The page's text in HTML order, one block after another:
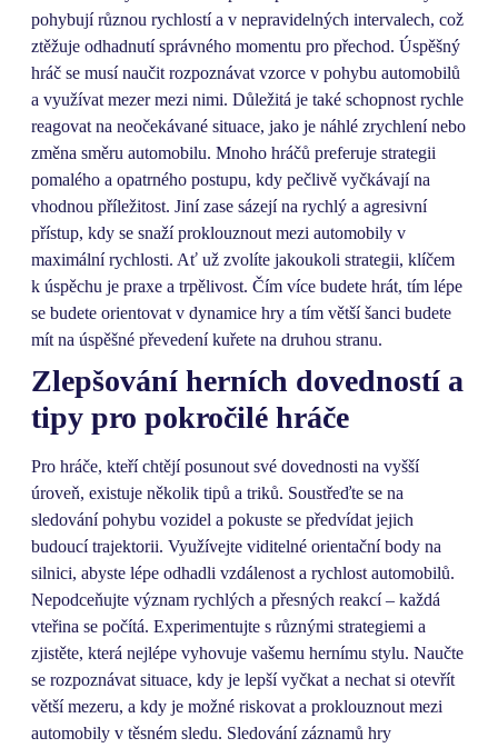
pohybují různou rychlostí a v nepravidelných intervalech, což
ztěžuje odhadnutí správného momentu pro přechod. Úspěšný
hráč se musí naučit rozpoznávat vzorce v pohybu automobilů
a využívat mezer mezi nimi. Důležitá je také schopnost rychle
reagovat na neočekávané situace, jako je náhlé zrychlení nebo
změna směru automobilu. Mnoho hráčů preferuje strategii
pomalého a opatrného postupu, kdy pečlivě vyčkávají na
vhodnou příležitost. Jiní zase sázejí na rychlý a agresivní
přístup, kdy se snaží proklouznout mezi automobily v
maximální rychlosti. Ať už zvolíte jakoukoli strategii, klíčem
k úspěchu je praxe a trpělivost. Čím více budete hrát, tím lépe
se budete orientovat v dynamice hry a tím větší šanci budete
mít na úspěšné převedení kuřete na druhou stranu.
Zlepšování herních dovedností a
tipy pro pokročilé hráče
Pro hráče, kteří chtějí posunout své dovednosti na vyšší
úroveň, existuje několik tipů a triků. Soustřeďte se na
sledování pohybu vozidel a pokuste se předvídat jejich
budoucí trajektorii. Využívejte viditelné orientační body na
silnici, abyste lépe odhadli vzdálenost a rychlost automobilů.
Nepodceňujte význam rychlých a přesných reakcí – každá
vteřina se počítá. Experimentujte s různými strategiemi a
zjistěte, která nejlépe vyhovuje vašemu hernímu stylu. Naučte
se rozpoznávat situace, kdy je lepší vyčkat a nechat si otevřít
větší mezeru, a kdy je možné riskovat a proklouznout mezi
automobily v těsném sledu. Sledování záznamů hry